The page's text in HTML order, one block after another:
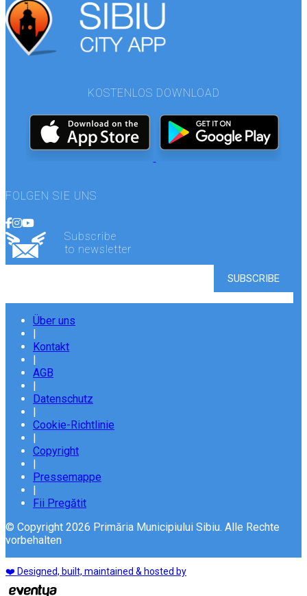
KOSTENLOS DOWNLOAD
FOLGEN SIE UNS
Subscribe
to newsletter
Über uns
Kontakt
AGB
Datenschutz
Cookie-Richtlinie
Copyright
Pressemappe
Fii Pregătit
© Copyright 2026 Primăria Municipiului Sibiu. Alle Rechte
vorbehalten
❤️ Designed, built, maintained & hosted by